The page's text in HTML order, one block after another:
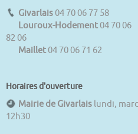
Givarlais 04 70 06 77 58
Louroux-Hodement 04 70 06
82 06
Maillet 04 70 06 71 62
Horaires d'ouverture
Mairie de Givarlais lundi,
12h30